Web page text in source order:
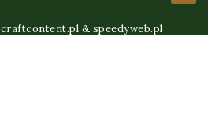
craftcontent.pl & speedyweb.pl